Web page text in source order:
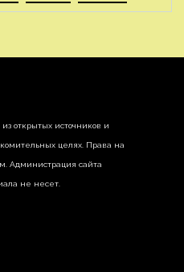
открытых источников и
целях. Права на
Администрация сайта
не несет.